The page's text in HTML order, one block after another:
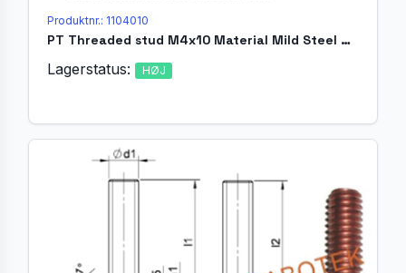
Produktnr.: 1104010
PT Threaded stud M4x10 Material Mild Steel 4.8 acc. EN ISO 13918
Lagerstatus: HØJ